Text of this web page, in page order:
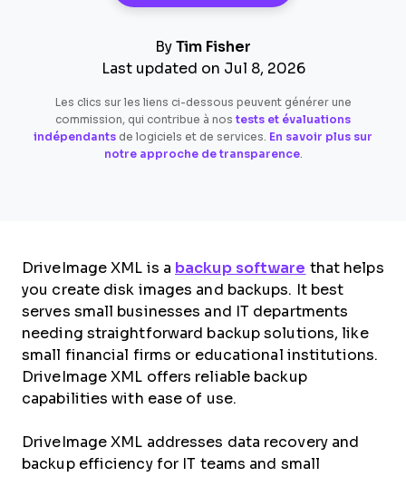
By Tim Fisher
Last updated on Jul 8, 2026
Les clics sur les liens ci-dessous peuvent générer une
commission, qui contribue à nos tests et évaluations
indépendants de logiciels et de services. En savoir plus sur
notre approche de transparence.
DriveImage XML is a backup software that helps
you create disk images and backups. It best
serves small businesses and IT departments
needing straightforward backup solutions, like
small financial firms or educational institutions.
DriveImage XML offers reliable backup
capabilities with ease of use.
DriveImage XML addresses data recovery and
backup efficiency for IT teams and small